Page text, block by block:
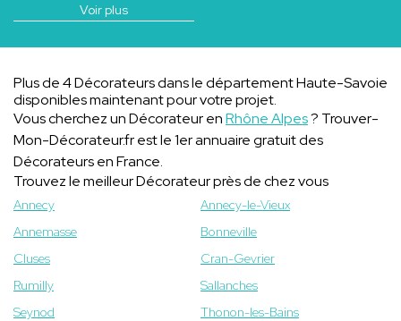
Voir plus
Plus de 4 Décorateurs dans le département Haute-Savoie
disponibles maintenant pour votre projet.
Vous cherchez un Décorateur enRhône Alpes? Trouver-
Mon-Décorateur.fr est le 1er annuaire gratuit des
Décorateurs en France.
Trouvez le meilleur Décorateur près de chez vous
Annecy
Annecy-le-Vieux
Annemasse
Bonneville
Cluses
Cran-Gevrier
Rumilly
Sallanches
Seynod
Thonon-les-Bains